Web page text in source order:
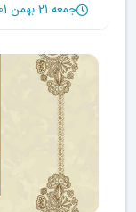
جمعه 21 بهمن 1401